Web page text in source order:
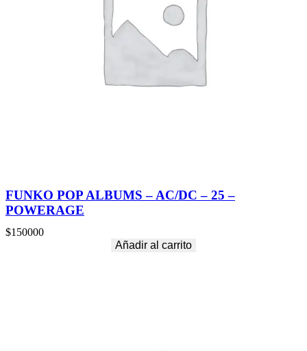
FUNKO POP ALBUMS – AC/DC – 25 –
POWERAGE
$150000
Añadir al carrito